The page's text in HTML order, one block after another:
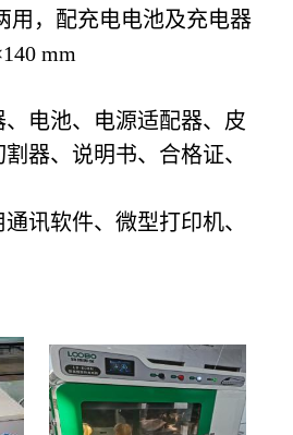
用，配充电电池及充电器
mm
电池、电源适配器、皮
器、说明书、合格证、
讯软件、微型打印机、